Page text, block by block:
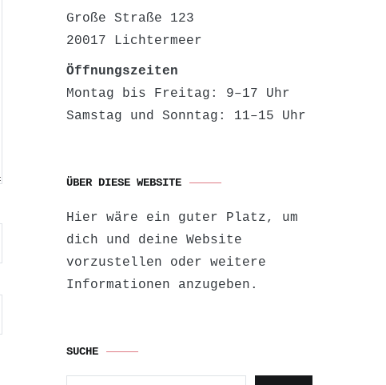
Große Straße 123
20017 Lichtermeer
Öffnungszeiten
Montag bis Freitag: 9–17 Uhr
Samstag und Sonntag: 11–15 Uhr
ÜBER DIESE WEBSITE
Hier wäre ein guter Platz, um
dich und deine Website
vorzustellen oder weitere
Informationen anzugeben.
SUCHE